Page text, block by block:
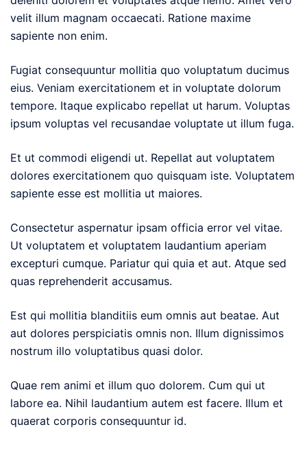
velit illum magnam occaecati. Ratione maxime
sapiente non enim.
Fugiat consequuntur mollitia quo voluptatum ducimus
eius. Veniam exercitationem et in voluptate dolorum
tempore. Itaque explicabo repellat ut harum. Voluptas
ipsum voluptas vel recusandae voluptate ut illum fuga.
Et ut commodi eligendi ut. Repellat aut voluptatem
dolores exercitationem quo quisquam iste. Voluptatem
sapiente esse est mollitia ut maiores.
Consectetur aspernatur ipsam officia error vel vitae.
Ut voluptatem et voluptatem laudantium aperiam
excepturi cumque. Pariatur qui quia et aut. Atque sed
quas reprehenderit accusamus.
Est qui mollitia blanditiis eum omnis aut beatae. Aut
aut dolores perspiciatis omnis non. Illum dignissimos
nostrum illo voluptatibus quasi dolor.
Quae rem animi et illum quo dolorem. Cum qui ut
labore ea. Nihil laudantium autem est facere. Illum et
quaerat corporis consequuntur id.